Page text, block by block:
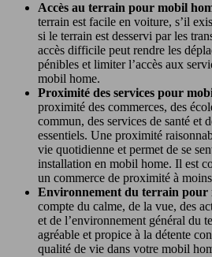
Accès au terrain pour mobil
terrain est facile en voiture, s’il
si le terrain est desservi par les
accès difficile peut rendre les
pénibles et limiter l’accès aux
mobil home.
Proximité des services pour
proximité des commerces, des
commun, des services de santé et
essentiels. Une proximité
vie quotidienne et permet de se
installation en mobil home. Il est
un commerce de proximité à
Environnement du terrain pour
compte du calme, de la vue, des
et de l’environnement général du
agréable et propice à la détente
qualité de vie dans votre mobil